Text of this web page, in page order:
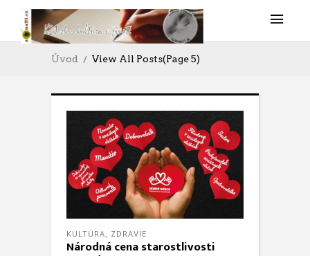
Úvod View All Posts(Page 5)
KULTÚRA, ZDRAVIE
Národná cena starostlivosti